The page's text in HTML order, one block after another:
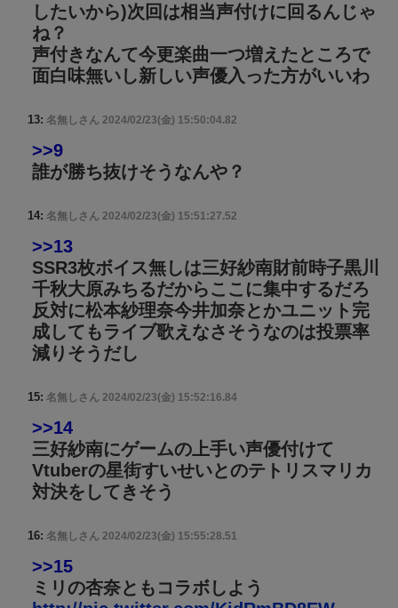
したいから)次回は相当声付けに回るんじゃ
ね？
声付きなんて今更楽曲一つ増えたところで
面白味無いし新しい声優入った方がいいわ
13: 名無しさん 2024/02/23(金) 15:50:04.82
>>9
誰が勝ち抜けそうなんや？
14: 名無しさん 2024/02/23(金) 15:51:27.52
>>13
SSR3枚ボイス無しは三好紗南財前時子黒川
千秋大原みちるだからここに集中するだろ
反対に松本紗理奈今井加奈とかユニット完
成してもライブ歌えなさそうなのは投票率
減りそうだし
15: 名無しさん 2024/02/23(金) 15:52:16.84
>>14
三好紗南にゲームの上手い声優付けて
Vtuberの星街すいせいとのテトリスマリカ
対決をしてきそう
16: 名無しさん 2024/02/23(金) 15:55:28.51
>>15
ミリの杏奈ともコラボしよう